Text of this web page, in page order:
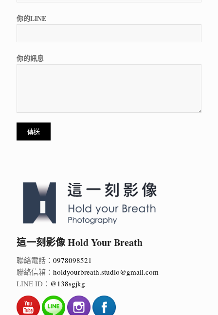
這一刻影像 Hold Your Breath
聯絡電話： 0978098521
聯絡信箱： holdyourbreath.studio@gmail.com
LINE ID： @138sgjkg
你的LINE
你的訊息